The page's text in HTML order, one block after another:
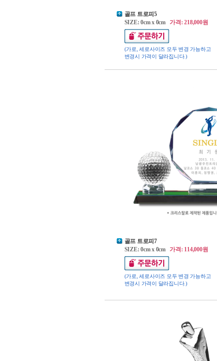
골프 트로피5
SIZE: 0cm x 0cm가격: 218,000원
(가로, 세로사이즈 모두 변경 가능하고
변경시 가격이 달라집니다.)
골프 트로피7
SIZE: 0cm x 0cm가격: 114,000원
(가로, 세로사이즈 모두 변경 가능하고
변경시 가격이 달라집니다.)